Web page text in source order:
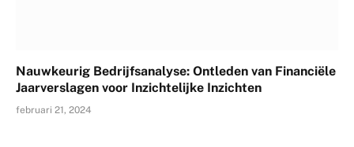
Nauwkeurig Bedrijfsanalyse: Ontleden van Financiële
Jaarverslagen voor Inzichtelijke Inzichten
februari 21, 2024